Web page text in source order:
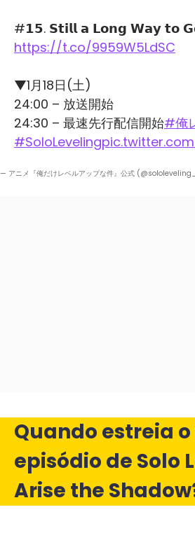
#𝟭𝟱. 𝗦𝘁𝗶𝗹𝗹 𝗮 𝗟𝗼𝗻𝗴 𝗪𝗮𝘆 𝘁𝗼
https://t.co/9959W5LdSC
▼1月18日(土)
24:00 – 放送開始
24:30 – 最速先行配信開始#俺
#SoloLeveling
— アニメ『俺だけレベルアップな件』公式
Quando estreia
episódio de Solo
Arise the